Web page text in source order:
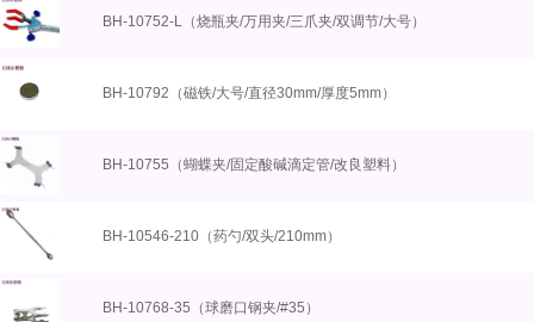
BH-10752-L（烧瓶夹/万用夹/三爪夹/双调节/大号）
BH-10792（磁铁/大号/直径30mm/厚度5mm）
BH-10755（蝴蝶夹/固定酸碱滴定管/改良塑料）
BH-10546-210（药勺/双头/210mm）
BH-10768-35（球磨口钢夹/#35）